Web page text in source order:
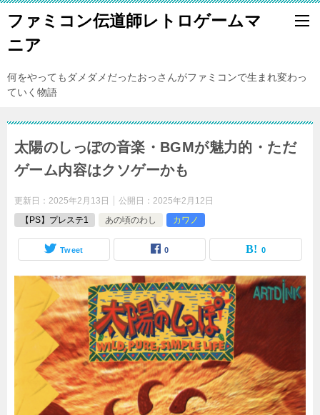
ファミコン伝道師レトロゲームマ
ニア
何をやってもダメダメだったおっさんがファミコンで生まれ変わっ
ていく物語
太陽のしっぽの音楽・BGMが魅力的・ただ
ゲーム内容はクソゲーかも
更新日： 2025年2月13日 公開日： 2025年2月12日
【PS】プレステ1
あの頃のわし カワノ
Tweet 0 0